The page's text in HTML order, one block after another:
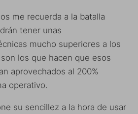
me recuerda a la batalla
tener unas
mucho superiores a los
los que hacen que esos
aprovechados al 200%
operativo.
su sencillez a la hora de usar